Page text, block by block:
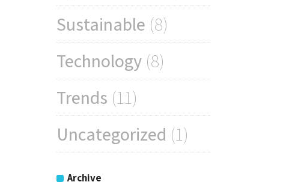
Sustainable (8)
Technology (8)
Trends (11)
Uncategorized (1)
Archive